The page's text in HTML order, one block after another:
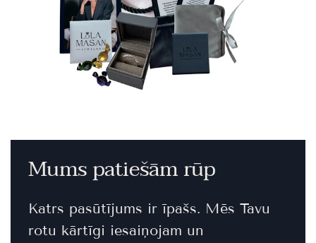
Mums patiešām rūp
Katrs pasūtījums ir īpašs. Mēs Tavu
rotu kārtīgi iesaiņojam un